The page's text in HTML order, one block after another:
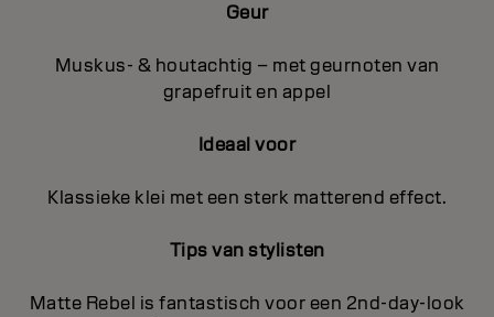
Geur
Muskus- & houtachtig – met geurnoten van
grapefruit en appel
Ideaal voor
Klassieke klei met een sterk matterend effect.
Tips van stylisten
Matte Rebel is fantastisch voor een 2nd-day-look